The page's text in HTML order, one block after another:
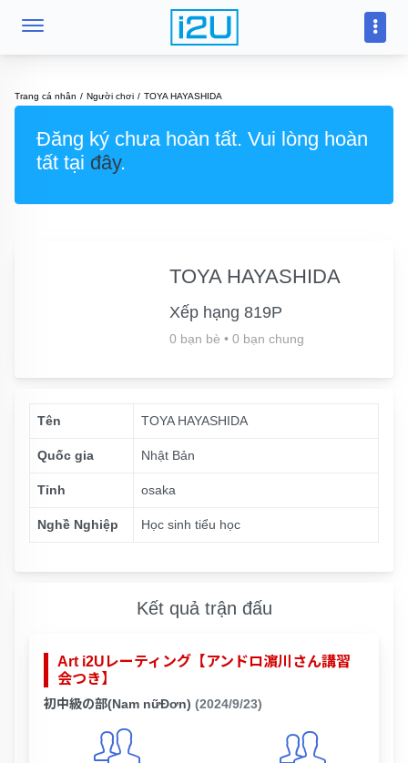
Trang cá nhân Người chơi TOYA HAYASHIDA
Đăng ký chưa hoàn tất. Vui lòng hoàn
tất tại đây.
TOYA HAYASHIDA
Xếp hạng 819P
0 bạn bè • 0 bạn chung
Tên TOYA HAYASHIDA
Quốc gia Nhật Bản
Tỉnh osaka
Nghề Nghiệp Học sinh tiểu học
Kết quả trận đấu
Art i2Uレーティング【アンドロ濵川さん講習
会つき】
初中級の部(Nam nữĐơn) (2024/9/23)